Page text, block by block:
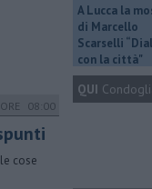
ORE 08:00
cose
A Lucca la
di Marcello
Scarselli
con la città"
QUI